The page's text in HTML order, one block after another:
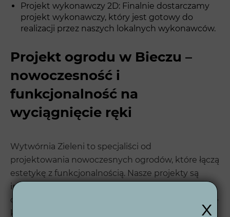
Projekt wykonawczy 2D: Finalnie dostarczamy
projekt wykonawczy, który jest gotowy do
realizacji przez naszych lokalnych wykonawców.
Projekt ogrodu w Bieczu –
nowoczesność i
funkcjonalność na
wyciągnięcie ręki
Wytwórnia Zieleni to specjaliści od
projektowania nowoczesnych ogrodów, które łączą
estetykę z funkcjonalnością. Nasze projekty są
indywidualnie dostosowane do potrzeb klientów,
co zapewnia maksymalną satysfakcję i długotrwałe
korzyści. W każdym projekcie bierzemy pod
x